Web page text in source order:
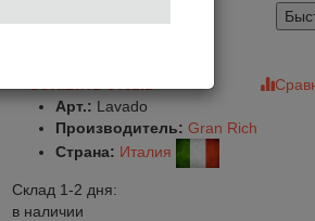
Арт.: Lavado
Производитель: Gran Rich
Страна: Италия
Склад 1-2 дня:
в наличии